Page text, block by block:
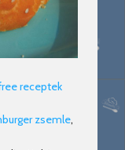
receptek
zsemle,